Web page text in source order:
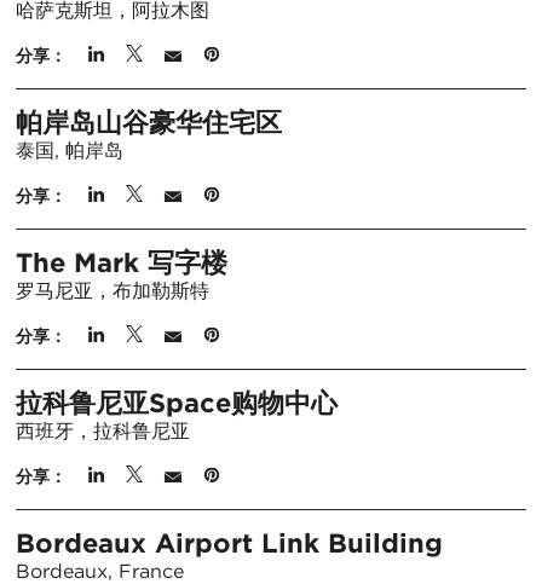
哈萨克斯坦，阿拉木图
分享：
帕岸岛山谷豪华住宅区
泰国, 帕岸岛
分享：
The Mark 写字楼
罗马尼亚，布加勒斯特
分享：
拉科鲁尼亚Space购物中心
西班牙，拉科鲁尼亚
分享：
Bordeaux Airport Link Building
Bordeaux, France